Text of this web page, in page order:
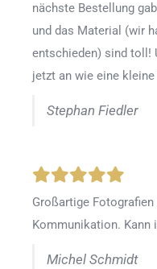
nächste Bestellung
und das Material (wir
entschieden) sind toll!
jetzt an wie eine
Stephan Fiedler
Großartige
Kommunikation. Kann
Michel Schmidt